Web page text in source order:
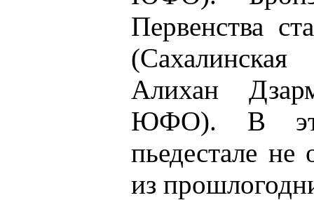
Первенства
Алихан
ЮФО). В
пьедестале не
из